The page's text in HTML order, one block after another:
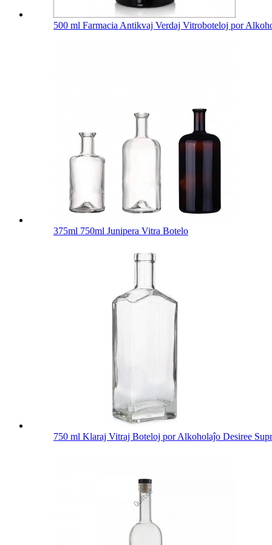
500 ml Farmacia Antikvaj Verdaj Vitroboteloj por
375ml 750ml Junipera Vitra Botelo
750 ml Klaraj Vitraj Boteloj por Alkoholaĵo Desiree